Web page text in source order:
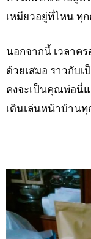
เหมียวอยู่ที่ไหน ทุ
นอกจากนี้ เวลาค
ด้วยเสมอ ราวกับ
คงจะเป็นคุณพ่อนี่แ
เดินเล่นหน้าบ้าน